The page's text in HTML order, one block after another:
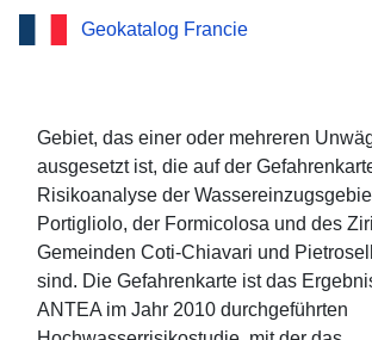
und Zirione –
Coti-Chiavari und
Pietrosella
Geokatalog Francie
Gebiet, das einer oder mehreren
ausgesetzt ist, die auf der
Risikoanalyse der
Portigliolo, der Formicolosa und des
Gemeinden Coti-Chiavari und
sind. Die Gefahrenkarte ist das
ANTEA im Jahr 2010 durchgeführten